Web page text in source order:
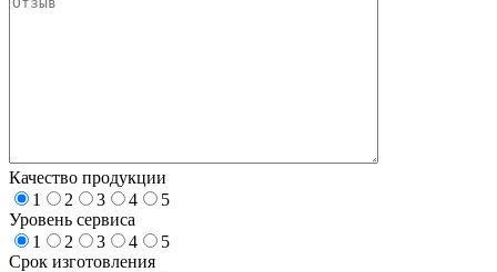
Качество продукции
1
2 3 4
5
Уровень сервиса
1
2 3 4
5
Срок изготовления